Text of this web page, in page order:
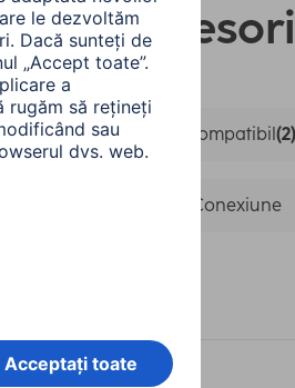
și
Model compatibil (2)
Conexiune
Ștergeți toate filtrele